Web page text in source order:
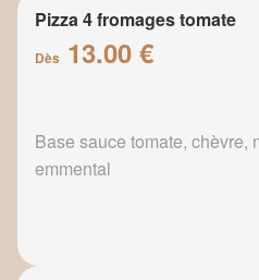
Pizza 4 fromages tomate
Dès 13.00 €
Base sauce tomate, chèvre,
emmental